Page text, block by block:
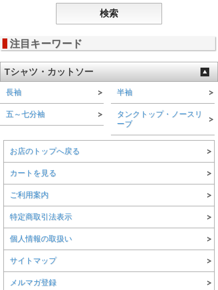
注目キーワード
Tシャツ・カットソー
長袖
五～七分袖
半袖
タンクトップ・ノースリ
ーブ
お店のトップへ戻る
カートを見る
ご利用案内
特定商取引法表示
個人情報の取扱い
サイトマップ
メルマガ登録